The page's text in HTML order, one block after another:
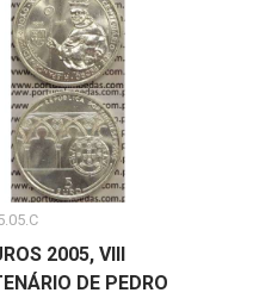
2005, VIII
DE PEDRO